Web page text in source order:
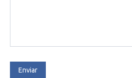
Enviar